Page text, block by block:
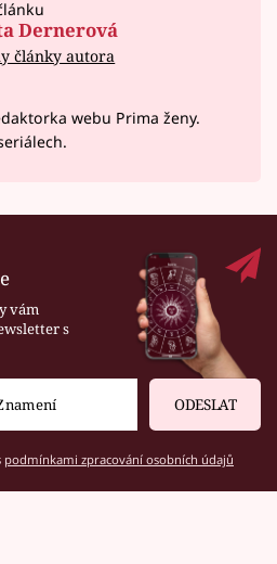
Dernerová
články autora
webu Prima ženy.
vám
s
ODESLAT
podmínkami zpracování osobních údajů